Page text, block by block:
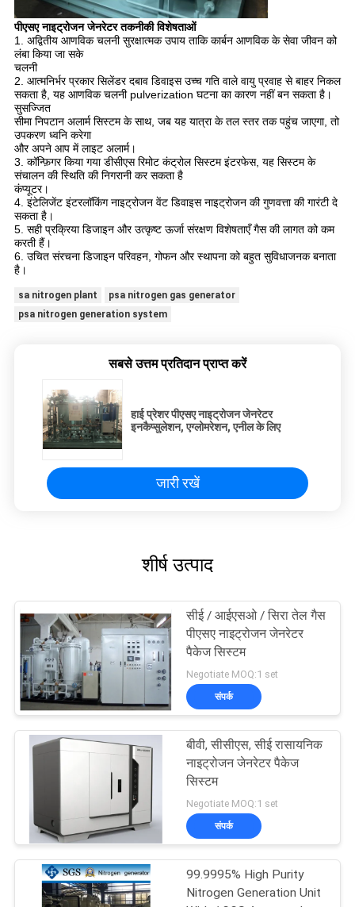
पीएसए नाइट्रोजन जेनरेटर तकनीकी विशेषताओं
1. अद्वितीय आणविक चलनी सुरक्षात्मक उपाय ताकि कार्बन आणविक के सेवा जीवन को
लंबा किया जा सके
चलनी
2. आत्मनिर्भर प्रकार सिलेंडर दबाव डिवाइस उच्च गति वाले वायु प्रवाह से बाहर निकल
सकता है, यह आणविक चलनी pulverization घटना का कारण नहीं बन सकता है।
सुसज्जित
सीमा निपटान अलार्म सिस्टम के साथ, जब यह यात्रा के तल स्तर तक पहुंच जाएगा, तो
उपकरण ध्वनि करेगा
और अपने आप में लाइट अलार्म।
3. कॉन्फ़िगर किया गया डीसीएस रिमोट कंट्रोल सिस्टम इंटरफेस, यह सिस्टम के
संचालन की स्थिति की निगरानी कर सकता है
कंप्यूटर।
4. इंटेलिजेंट इंटरलॉकिंग नाइट्रोजन वेंट डिवाइस नाइट्रोजन की गुणवत्ता की गारंटी दे
सकता है।
5. सही प्रक्रिया डिजाइन और उत्कृष्ट ऊर्जा संरक्षण विशेषताएँ गैस की लागत को कम
करती हैं।
6. उचित संरचना डिजाइन परिवहन, गोफन और स्थापना को बहुत सुविधाजनक बनाता
है।
sa nitrogen plant
psa nitrogen gas generator
psa nitrogen generation system
सबसे उत्तम प्रतिदान प्राप्त करें
हाई प्रेशर पीएसए नाइट्रोजन जेनरेटर
इनकैप्सुलेशन, एग्लोमरेशन, एनील के लिए
जारी रखें
शीर्ष उत्पाद
सीई / आईएसओ / सिरा तेल गैस
पीएसए नाइट्रोजन जेनरेटर
पैकेज सिस्टम
Negotiate MOQ:1 set
संपर्क
बीवी, सीसीएस, सीई रासायनिक
नाइट्रोजन जेनरेटर पैकेज
सिस्टम
Negotiate MOQ:1 set
संपर्क
99.9995% High Purity
Nitrogen Generation Unit